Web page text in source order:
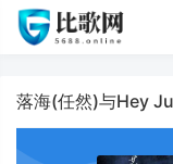
落海(任然)与Hey